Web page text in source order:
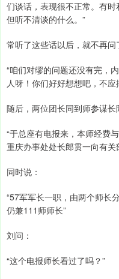
们谈话，表现很不正常。有时
但听不清谈的什么。”
常听了这些话以后，就不再问
“咱们对缪的问题还没有完，
人呀！你们好好想想吧，不
随后，两位团长同到师参谋长
“于总座有电报来，本师经费
重庆办事处处长郎贯一向有
同时说：
“57军军长一职，由两个师长
仍兼111师师长”
刘问：
“这个电报师长看过了吗？”